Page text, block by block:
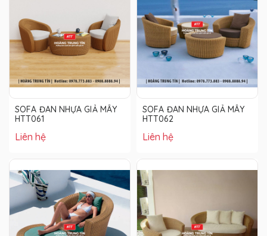
SOFA ĐAN NHỰA GIẢ MÂY
HTT061
Liên hệ
SOFA ĐAN NHỰA GIẢ MÂY
HTT062
Liên hệ